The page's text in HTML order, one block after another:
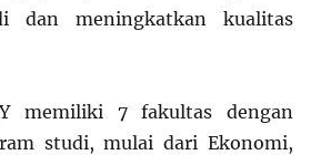
dan meningkatkan kualitas
memiliki 7 fakultas dengan
studi, mulai dari Ekonomi,